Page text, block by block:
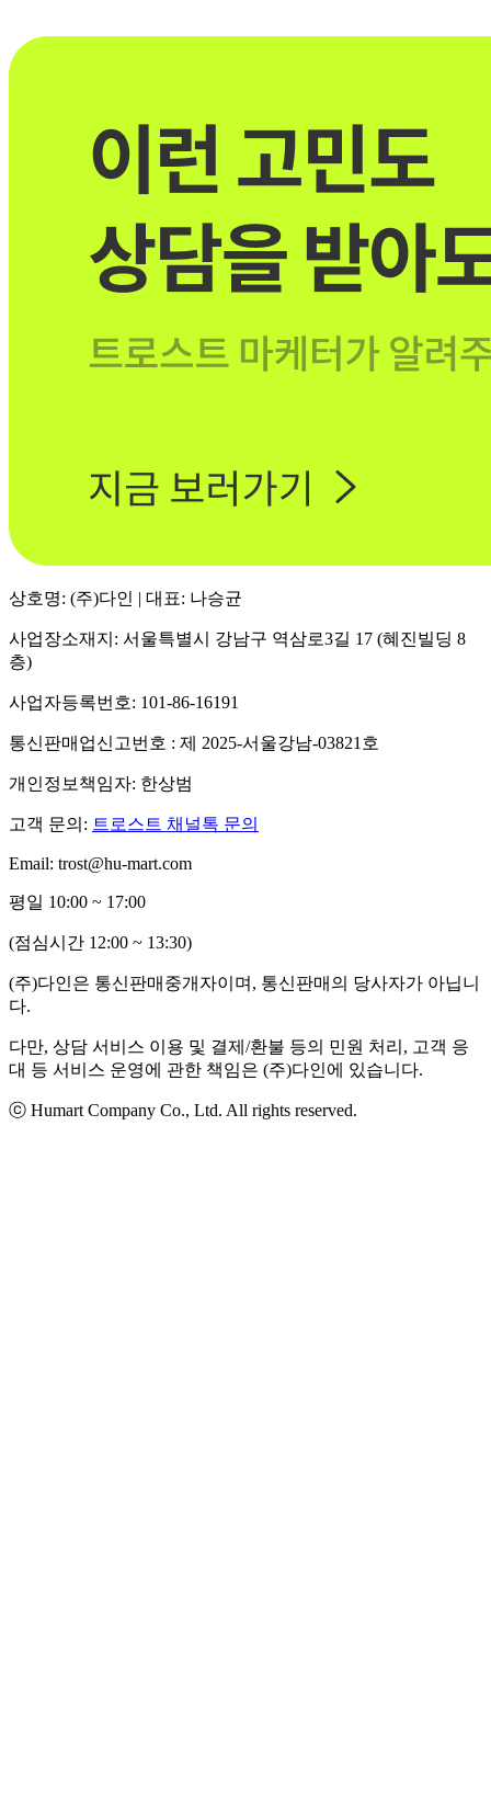
상호명: (주)다인 | 대표: 나승균
사업장소재지: 서울특별시 강남구 역삼로3길 17 (혜진빌딩 8
층)
사업자등록번호: 101-86-16191
통신판매업신고번호 : 제 2025-서울강남-03821호
개인정보책임자: 한상범
고객 문의: 트로스트 채널톡 문의
Email: trost@hu-mart.com
평일 10:00 ~ 17:00
(점심시간 12:00 ~ 13:30)
(주)다인은 통신판매중개자이며, 통신판매의 당사자가 아닙니
다.
다만, 상담 서비스 이용 및 결제/환불 등의 민원 처리, 고객 응
대 등 서비스 운영에 관한 책임은 (주)다인에 있습니다.
ⓒ Humart Company Co., Ltd. All rights reserved.